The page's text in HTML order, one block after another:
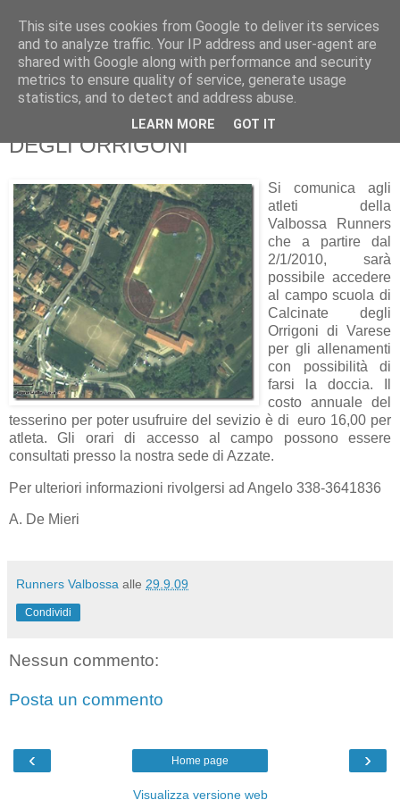
RUNNERS VALBOSSA
martedì 29 settembre 2009
PISTA DI ATLETICA CALCINATE
DEGLI ORRIGONI
Si comunica agli
atleti della
Valbossa Runners
che a partire dal
2/1/2010, sarà
possibile accedere
al campo scuola di
Calcinate degli
Orrigoni di Varese
per gli allenamenti
con possibilità di
farsi la doccia. Il
costo annuale del
tesserino per poter usufruire del sevizio è di euro 16,00 per
atleta. Gli orari di accesso al campo possono essere
consultati presso la nostra sede di Azzate.
Per ulteriori informazioni rivolgersi ad Angelo 338-3641836
A. De Mieri
Runners Valbossa alle 29.9.09
Condividi
Nessun commento:
Posta un commento
‹ ›
Home page
Visualizza versione web
This site uses cookies from Google to deliver its services
and to analyze traffic. Your IP address and user-agent are
shared with Google along with performance and security
metrics to ensure quality of service, generate usage
statistics, and to detect and address abuse.
LEARN MORE GOT IT